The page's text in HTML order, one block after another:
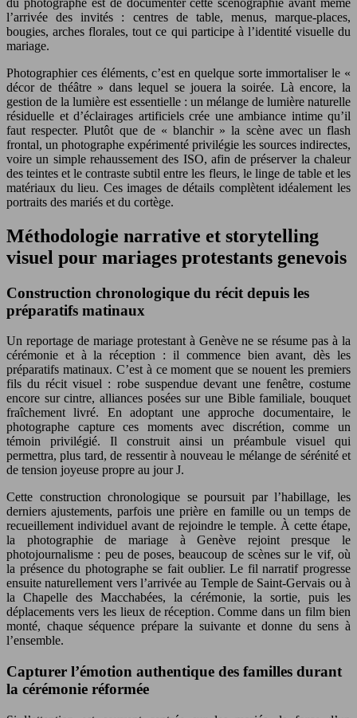
l’arrivée des invités : centres de table, menus, marque-places,
bougies, arches florales, tout ce qui participe à l’identité visuelle du
mariage.
Photographier ces éléments, c’est en quelque sorte immortaliser le «
décor de théâtre » dans lequel se jouera la soirée. Là encore, la
gestion de la lumière est essentielle : un mélange de lumière naturelle
résiduelle et d’éclairages artificiels crée une ambiance intime qu’il
faut respecter. Plutôt que de « blanchir » la scène avec un flash
frontal, un photographe expérimenté privilégie les sources indirectes,
voire un simple rehaussement des ISO, afin de préserver la chaleur
des teintes et le contraste subtil entre les fleurs, le linge de table et les
matériaux du lieu. Ces images de détails complètent idéalement les
portraits des mariés et du cortège.
Méthodologie narrative et storytelling
visuel pour mariages protestants genevois
Construction chronologique du récit depuis les
préparatifs matinaux
Un reportage de mariage protestant à Genève ne se résume pas à la
cérémonie et à la réception : il commence bien avant, dès les
préparatifs matinaux. C’est à ce moment que se nouent les premiers
fils du récit visuel : robe suspendue devant une fenêtre, costume
encore sur cintre, alliances posées sur une Bible familiale, bouquet
fraîchement livré. En adoptant une approche documentaire, le
photographe capture ces moments avec discrétion, comme un
témoin privilégié. Il construit ainsi un préambule visuel qui
permettra, plus tard, de ressentir à nouveau le mélange de sérénité et
de tension joyeuse propre au jour J.
Cette construction chronologique se poursuit par l’habillage, les
derniers ajustements, parfois une prière en famille ou un temps de
recueillement individuel avant de rejoindre le temple. À cette étape,
la photographie de mariage à Genève rejoint presque le
photojournalisme : peu de poses, beaucoup de scènes sur le vif, où
la présence du photographe se fait oublier. Le fil narratif progresse
ensuite naturellement vers l’arrivée au Temple de Saint-Gervais ou à
la Chapelle des Macchabées, la cérémonie, la sortie, puis les
déplacements vers les lieux de réception. Comme dans un film bien
monté, chaque séquence prépare la suivante et donne du sens à
l’ensemble.
Capturer l’émotion authentique des familles durant
la cérémonie réformée